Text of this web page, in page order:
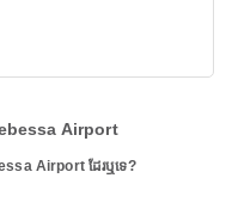
Airport
Airport ដែរឬទេ?